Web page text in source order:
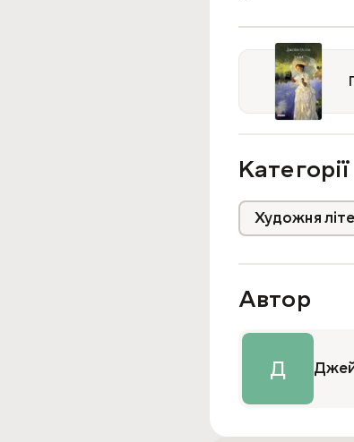
Категорії
Художня
Автор
Д